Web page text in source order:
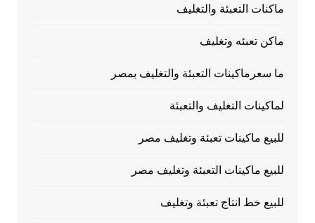
ماكنات التعبئة والتغليف
ماكن تعبئه وتغليف
ما سعرماكينات التعبئة والتغليف بمصر
لماكينات التغليف والتعبئة
للبيع ماكينات تعبئة وتغليف مصر
للبيع ماكينات التعبئة وتغليف مصر
للبيع خط انتاج تعبئة وتغليف